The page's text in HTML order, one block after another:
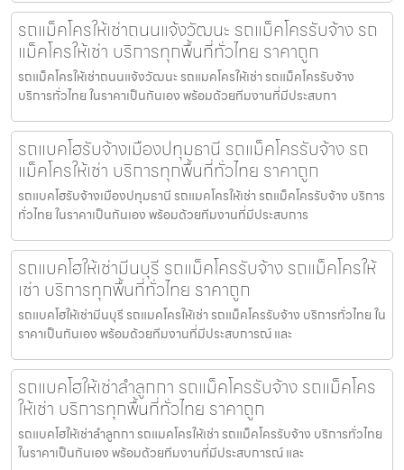
รถแม็คโครให้เช่าถนนแจ้งวัฒนะ รถแม็คโครรับจ้าง รถ
แม็คโครให้เช่า บริการทุกพื้นที่ทั่วไทย ราคาถูก
รถแม็คโครให้เช่าถนนแจ้งวัฒนะ รถแมคโครให้เช่า รถแม็คโครรับจ้าง
บริการทั่วไทย ในราคาเป็นกันเอง พร้อมด้วยทีมงานที่มีประสบกา
รถแบคโฮรับจ้างเมืองปทุมธานี รถแม็คโครรับจ้าง รถ
แม็คโครให้เช่า บริการทุกพื้นที่ทั่วไทย ราคาถูก
รถแบคโฮรับจ้างเมืองปทุมธานี รถแมคโครให้เช่า รถแม็คโครรับจ้าง บริการ
ทั่วไทย ในราคาเป็นกันเอง พร้อมด้วยทีมงานที่มีประสบการ
รถแบคโฮให้เช่ามีนบุรี รถแม็คโครรับจ้าง รถแม็คโครให้
เช่า บริการทุกพื้นที่ทั่วไทย ราคาถูก
รถแบคโฮให้เช่ามีนบุรี รถแมคโครให้เช่า รถแม็คโครรับจ้าง บริการทั่วไทย ใน
ราคาเป็นกันเอง พร้อมด้วยทีมงานที่มีประสบการณ์ และ
รถแบคโฮให้เช่าลำลูกกา รถแม็คโครรับจ้าง รถแม็คโคร
ให้เช่า บริการทุกพื้นที่ทั่วไทย ราคาถูก
รถแบคโฮให้เช่าลำลูกกา รถแมคโครให้เช่า รถแม็คโครรับจ้าง บริการทั่วไทย
ในราคาเป็นกันเอง พร้อมด้วยทีมงานที่มีประสบการณ์ และ